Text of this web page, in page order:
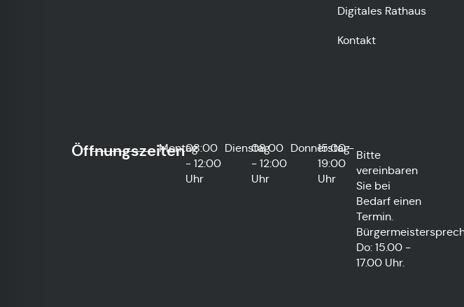
Digitales Rathaus
Kontakt
Öffnungszeiten
Montag08:00
- 12:00
Uhr
Dienstag
08:00
- 12:00
Uhr
Donnerstag
15:00 -
19:00
Uhr
Bitte
vereinbaren
Sie bei
Bedarf einen
Termin.
Do: 15.00 -
17.00 Uhr.